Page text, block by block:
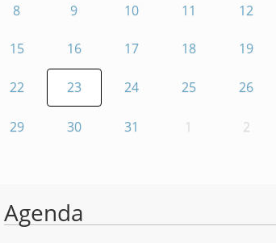
8 9 10 11 12
15 16 17 18 19
22 23 24 25 26
29 30 31 1 2
Agenda